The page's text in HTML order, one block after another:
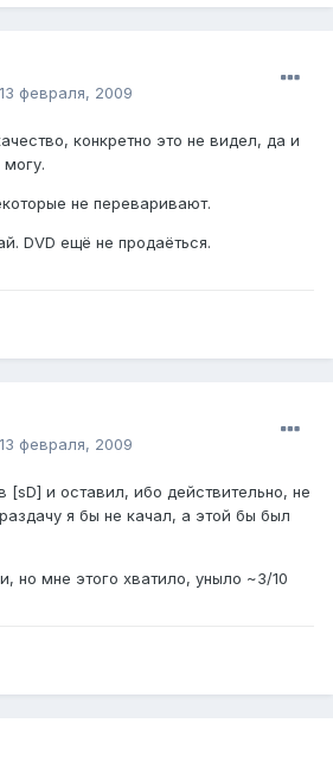
13 февраля, 2009
конкретно это не видел, да и
могу.
не переваривают.
DVD ещё не продаёться.
13 февраля, 2009
[sD] и оставил, ибо действительно, не
я бы не качал, а этой бы был
но мне этого хватило, уныло ~3/10